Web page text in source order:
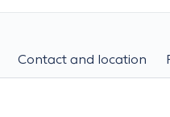
Contact and location